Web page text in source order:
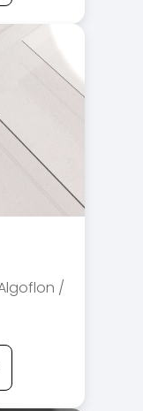
/